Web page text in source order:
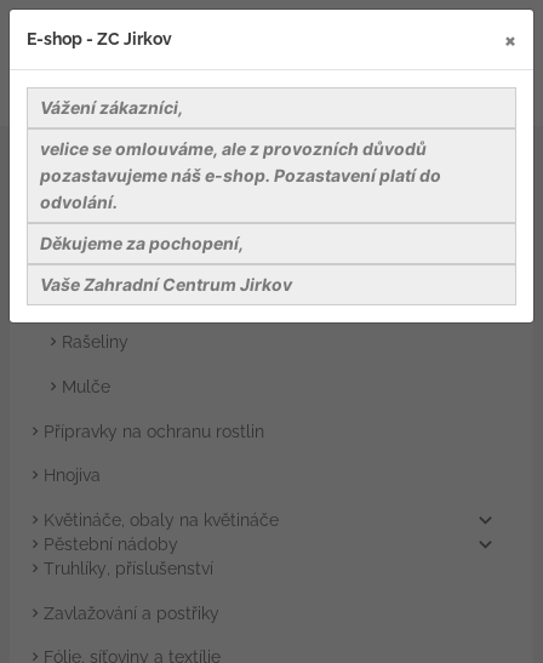
Záhradnické potřeby
Substráty, rašeliny a mulče
Substráty
Záhradnické potřeby
Substráty
Rašeliny
Mulče
Přípravky na ochranu rostlin
Hnojiva
Květináče, obaly na květináče
Pěstební nádoby
Truhlíky, příslušenství
Zavlažování a postřiky
Fólie, síťoviny a textílie
E-shop - ZC Jirkov ×
Vážení zákazníci,
velice se omlouváme, ale z provozních důvodů
pozastavujeme náš e-shop. Pozastavení platí do
odvolání.
Děkujeme za pochopení,
Vaše Zahradní Centrum Jirkov